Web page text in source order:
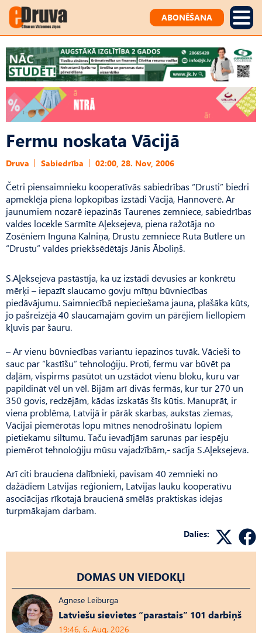
ABONĒŠANA
Fermu noskata Vācijā
Druva Sabiedrība 02:00, 28. Nov, 2006
Četri piensaimnieku kooperatīvās sabiedrības “Drusti” biedri
apmeklēja piena lopkopības izstādi Vācijā, Hannoverē. Ar
jaunumiem nozarē iepazinās Taurenes zemniece, sabiedrības
valdes locekle Sarmīte Aļeksejeva, piena ražotāja no
Zosēniem Inguna Kalniņa, Drustu zemniece Ruta Butlere un
“Drustu” valdes priekšsēdētājs Jānis Āboliņš.
S.Aļeksejeva pastāstīja, ka uz izstādi devusies ar konkrētu
mērķi – iepazīt slaucamo govju mītņu būvniecības
piedāvājumu. Saimniecībā nepieciešama jauna, plašāka kūts,
jo pašreizējā 40 slaucamajām govīm un pārējiem liellopiem
kļuvis par šauru.
– Ar vienu būvniecības variantu iepazinos tuvāk. Vācieši to
sauc par “kastīšu” tehnoloģiju. Proti, fermu var būvēt pa
daļām, vispirms pasūtot un uzstādot vienu bloku, kuru var
papildināt vēl un vēl. Bijām arī divās fermās, kur tur 270 un
350 govis, redzējām, kādas izskatās šīs kūtis. Manuprāt, ir
viena problēma, Latvijā ir pārāk skarbas, aukstas ziemas,
Vācijai piemērotās lopu mītnes nenodrošinātu lopiem
pietiekamu siltumu. Taču ievadījām sarunas par iespēju
piemērot tehnoloģiju mūsu vajadzībām,- sacīja S.Aļeksejeva.
Arī citi brauciena dalībnieki, pavisam 40 zemnieki no
dažādiem Latvijas reģioniem, Latvijas lauku kooperatīvu
asociācijas rīkotajā braucienā smēlās praktiskas idejas
turpmākajam darbam.
Dalies:
DOMAS UN VIEDOKĻI
Agnese Leiburga
Latviešu sievietes “parastais” 101 darbiņš
19:46, 6. Aug, 2026